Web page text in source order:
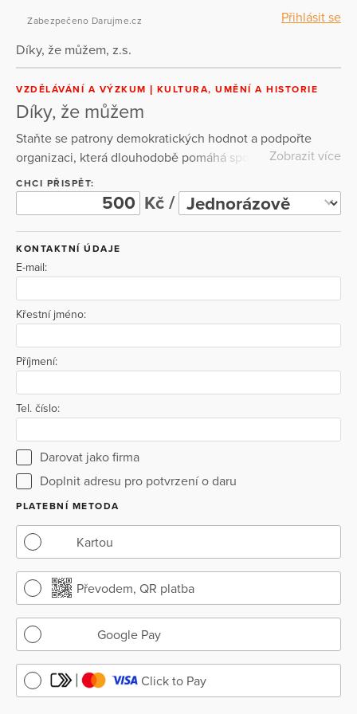
Přihlásit se
Zabezpečeno Darujme.cz
Díky, že můžem, z.s.
VZDĚLÁVÁNÍ A VÝZKUM KULTURA, UMĚNÍ A HISTORIE
Díky, že můžem
Staňte se patrony demokratických hodnot a podpořte
organizaci, která dlouhodobě pomáhá společnosti
uvědomovat si význam svobody, občanské angažovanosti
a odpovědnosti za veřejný prostor. Díky vašim darům
můžeme vzdělávat mladou generaci, podporovat její
aktivní zapojení do veřejného dění a posilovat zájem
mladých lidí o účast ve volbách. Pravidelná podpora nám
zároveň pomáhá udržet stabilitu organizace a dál rozvíjet
svobodu a demokracii.
Zobrazit více
CHCI PŘISPĚT:
Kč /
KONTAKTNÍ ÚDAJE
E-mail:
Křestní jméno:
Příjmení:
Tel. číslo:
Darovat jako firma
Doplnit adresu pro potvrzení o daru
PLATEBNÍ METODA
Kartou
Převodem, QR platba
Google Pay
Click to Pay